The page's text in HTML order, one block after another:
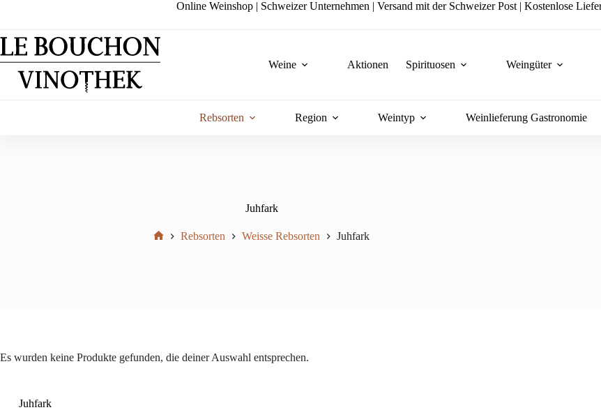
Online Weinshop | Schweizer Unternehmen | Versand mit der Schweizer Post | Kostenlose
Weine Aktionen Spirituosen Weingüter
Rebsorten Region Weintyp Weinlieferung Gastronomie
Juhfark
Rebsorten Weisse Rebsorten Juhfark
Es wurden keine Produkte gefunden, die deiner Auswahl entsprechen.
Juhfark